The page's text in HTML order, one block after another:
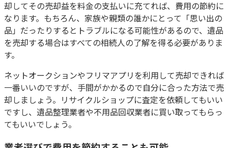
却してその売却益を料金の支払いに充てれば、費用の節約に
なります。もちろん、家族や親類の誰かにとって「思い出の
品」だったりするとトラブルになる可能性があるので、遺品
を売却する場合はすべての相続人の了解を得る必要がありま
す。
ネットオークションやフリマアプリを利用して売却できれば
一番いいのですが、手間がかかるので自分に合った方法で売
却しましょう。リサイクルショップに査定を依頼してもいい
ですし、遺品整理業者や不用品回収業者に買い取ってもらっ
てもいいでしょう。